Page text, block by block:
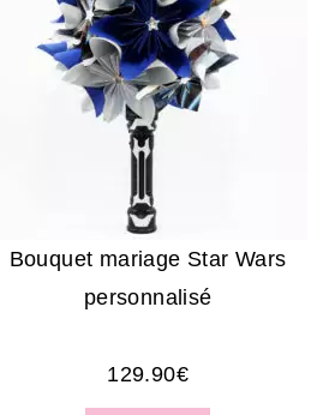
Bouquet mariage Star Wars
personnalisé
129.90€